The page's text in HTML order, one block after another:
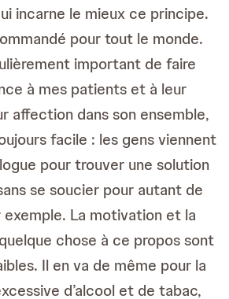
incarne le mieux ce principe.
pour tout le monde.
important de faire
à mes patients et à leur
affection dans son ensemble,
facile : les gens viennent
pour trouver une solution
se soucier pour autant de
exemple. La motivation et la
chose à ce propos sont
Il en va de même pour la
d’alcool et de tabac,